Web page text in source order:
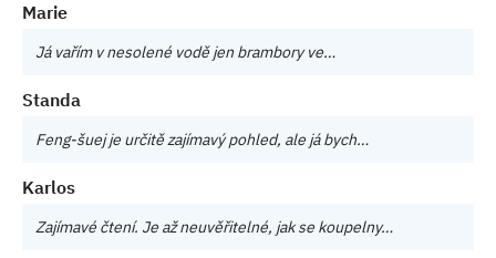
Marie
Já vařím v nesolené vodě jen brambory ve…
Standa
Feng-šuej je určitě zajímavý pohled, ale já bych…
Karlos
Zajímavé čtení. Je až neuvěřitelné, jak se koupelny…